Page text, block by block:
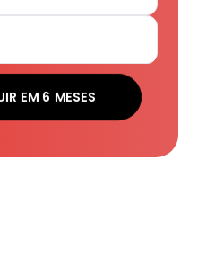
EM 6 MESES